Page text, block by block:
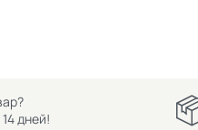
дней!